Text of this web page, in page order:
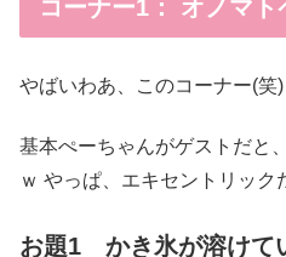
コーナー1： オノマト
やばいわあ、このコーナー(笑)
基本ぺーちゃんがゲストだと
ｗ やっぱ、エキセントリック
お題1 かき氷が溶けて